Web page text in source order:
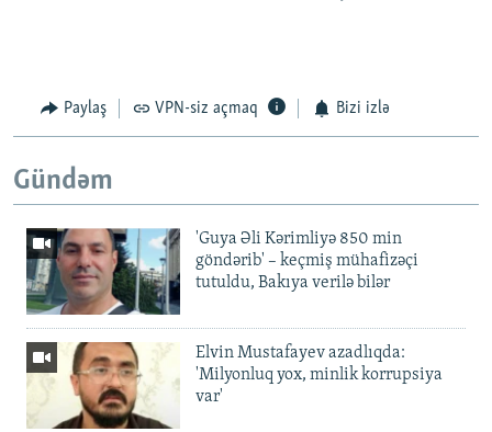
Paylaş VPN-siz açmaq Bizi izlə
Gündəm
'Guya Əli Kərimliyə 850 min
göndərib' – keçmiş mühafizəçi
tutuldu, Bakıya verilə bilər
Elvin Mustafayev azadlıqda:
'Milyonluq yox, minlik korrupsiya
var'